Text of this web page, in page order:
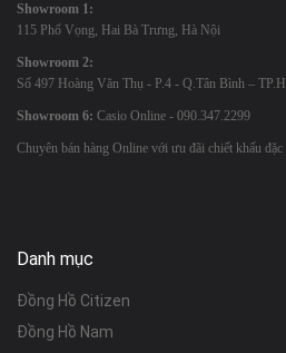
Showroom 1:
115 Phố Vọng, Hai Bà Trưng, Hà Nội
Showroom 2:
Số 497 Hoàng Văn Thụ - P.4 - Q.Tân Bình –
Showroom 6: Casio Online - 090.347.2299
Chuyên bán hàng Online với ưu đãi chiết khấu đặc
Danh mục
Đồng Hồ Citizen
Đồng Hồ Nam